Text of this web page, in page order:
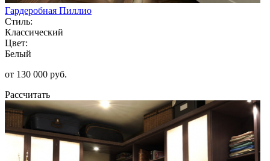
Гардеробная Пиллио
Стиль:
Классический
Цвет:
Белый
от 130 000 руб.
Рассчитать